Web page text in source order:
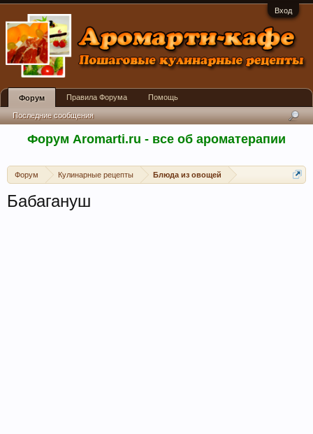
Вход
Форум Aromarti.ru - все об ароматерапии
Форум Кулинарные рецепты Блюда из овощей
Бабагануш
Форум
Последние сообщения
Правила Форума Помощь